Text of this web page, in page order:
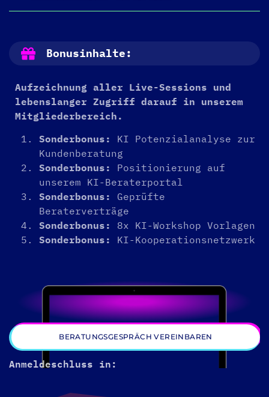
Bonusinhalte:
Aufzeichnung aller Live-Sessions und
lebenslanger Zugriff darauf in unserem
Mitgliederbereich.
Sonderbonus:
KI Potenzialanalyse zur
Kundenberatung
Sonderbonus:
Positionierung auf
unserem KI-Beraterportal
Sonderbonus:
Geprüfte
Beraterverträge
Sonderbonus:
8x KI-Workshop Vorlagen
Sonderbonus:
KI-Kooperationsnetzwerk
BERATUNGSGESPRÄCH VEREINBAREN
Anmeldeschluss in: